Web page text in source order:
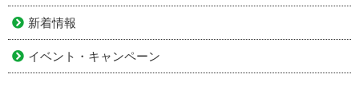
新着情報
イベント・キャンペーン